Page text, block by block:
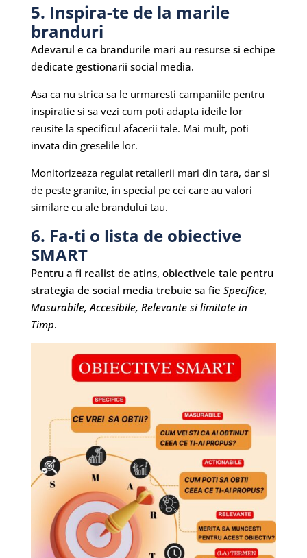
5. Inspira-te de la marile
branduri
Adevarul e ca brandurile mari au resurse si echipe
dedicate gestionarii social media.
Asa ca nu strica sa le urmaresti campaniile pentru
inspiratie si sa vezi cum poti adapta ideile lor
reusite la specificul afacerii tale. Mai mult, poti
invata din greselile lor.
Monitorizeaza regulat retailerii mari din tara, dar si
de peste granite, in special pe cei care au valori
similare cu ale brandului tau.
6. Fa-ti o lista de obiective
SMART
Pentru a fi realist de atins, obiectivele tale pentru
strategia de social media trebuie sa fie Specifice,
Masurabile, Accesibile, Relevante si limitate in
Timp.